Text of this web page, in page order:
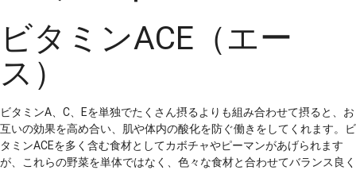
ビタミンACE（エー
ス）
ビタミンA、C、Eを単独でたくさん摂るよりも組み合わせて摂ると、お
互いの効果を高め合い、肌や体内の酸化を防ぐ働きをしてくれます。ビ
タミンACEを多く含む食材としてカボチャやピーマンがあげられます
が、これらの野菜を単体ではなく、色々な食材と合わせてバランス良く